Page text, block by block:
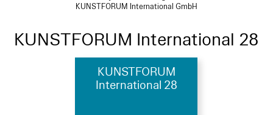
KUNSTFORUM International GmbH
KUNSTFORUM International 28
KUNSTFORUM
International 28